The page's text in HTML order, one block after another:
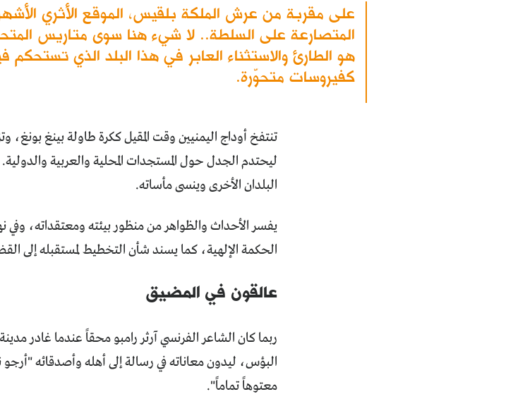
على مقربة من عرش الملكة بلقيس، الموقع الأثري
المتصارعة على السلطة.. لا شيء هنا سوى متاريس
هو الطارئ والاستثناء العابر في هذا البلد الذي
كفيروسات متحوّرة.
تنتفخ أوداج اليمنيين وقت المقيل ككرة طاولة بينغ بونغ،
ليحتدم الجدل حول المستجدات المحلية والعربية
البلدان الأخرى وينسى مأساته.
يفسر الأحداث والظواهر من منظور بيئته ومعتقداته، وفي
الحكمة الإلهية، كما يسند شأن التخطيط لمستقبله إلى
عالقون في المضيق
البؤس، ليدون معاناته في رسالة إلى أهله وأصدقائه
معتوهاً تماماً".